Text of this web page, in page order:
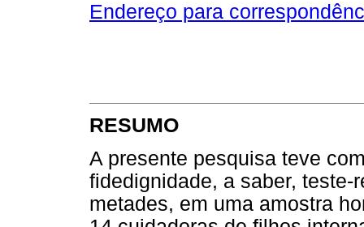
Endereço para
RESUMO
A presente pesquisa teve
fidedignidade, a saber,
metades, em uma amostra